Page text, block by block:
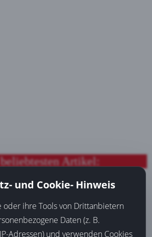
Artikel:
finden
verdienen
(SEO) bringt Neukunden
und Cookie- Hinweis
oder ihre Tools von Drittanbietern
Daten (z. B.
Adressen) und verwenden Cookies